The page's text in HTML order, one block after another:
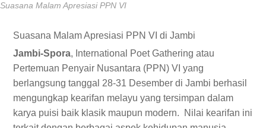
Suasana Malam Apresiasi PPN VI
Suasana Malam Apresiasi PPN VI di Jambi
Jambi-Spora, International Poet Gathering atau
Pertemuan Penyair Nusantara (PPN) VI yang
berlangsung tanggal 28-31 Desember di Jambi berhasil
mengungkap kearifan melayu yang tersimpan dalam
karya puisi baik klasik maupun modern. Nilai kearifan ini